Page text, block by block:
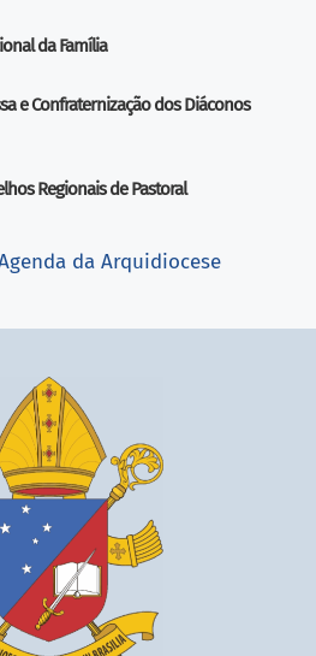
da Família
e Confraternização dos Diáconos
Regionais de Pastoral
da Arquidiocese